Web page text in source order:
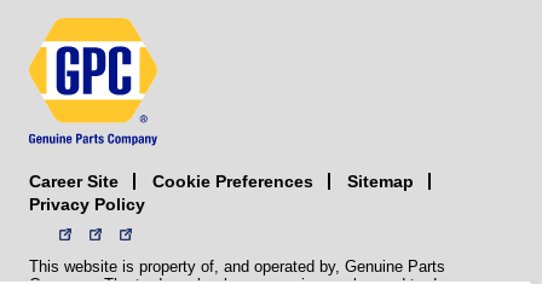
Career Site Cookie Preferences
Sitemap
Privacy Policy
This website is property of, and operated by, Genuine Parts